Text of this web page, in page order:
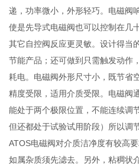
递，功率微小，外形轻巧。电磁阀
使是先导式电磁阀也可以控制在几
其它自控阀反应更灵敏。设计得当
节能产品；还可做到只需触发动作
耗电。电磁阀外形尺寸小，既节省
精度受限，适用介质受限。电磁阀
能处于两个极限位置，不能连续调
但还都处于试验试用阶段）所以调
ATOS电磁阀对介质洁净度有较高
如属杂质须先滤去。另外，粘稠状